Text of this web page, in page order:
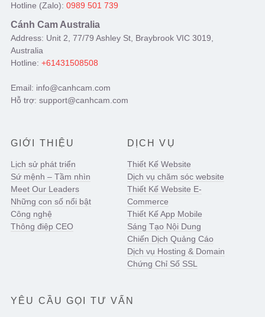
Hotline (Zalo): 0989 501 739
Cánh Cam Australia
Address: Unit 2, 77/79 Ashley St, Braybrook VIC 3019,
Australia
Hotline: +61431508508
Email: info@canhcam.com
Hỗ trợ: support@canhcam.com
GIỚI THIỆU
Lịch sử phát triển
Sứ mệnh – Tầm nhìn
Meet Our Leaders
Những con số nổi bật
Công nghệ
Thông điệp CEO
DỊCH VỤ
Thiết Kế Website
Dịch vụ chăm sóc website
Thiết Kế Website E-
Commerce
Thiết Kế App Mobile
Sáng Tạo Nội Dung
Chiến Dịch Quảng Cáo
Dịch vụ Hosting & Domain
Chứng Chỉ Số SSL
YÊU CẦU GỌI TƯ VẤN